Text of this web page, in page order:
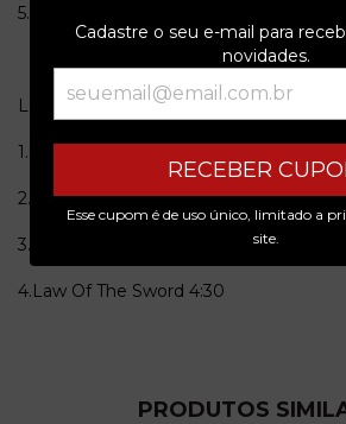
Cadastre o seu e-mail para
novidades.
RECEBER
Esse cupom é de uso único, limitado a
site.
5.H.R.
Lado B
1.Soldiers Of Sunrise
2.Signs Of The Night 3:30
3.Killera (Princess Of Hell) 2:37
4.Law Of The Sword 4:30
PRODUTOS